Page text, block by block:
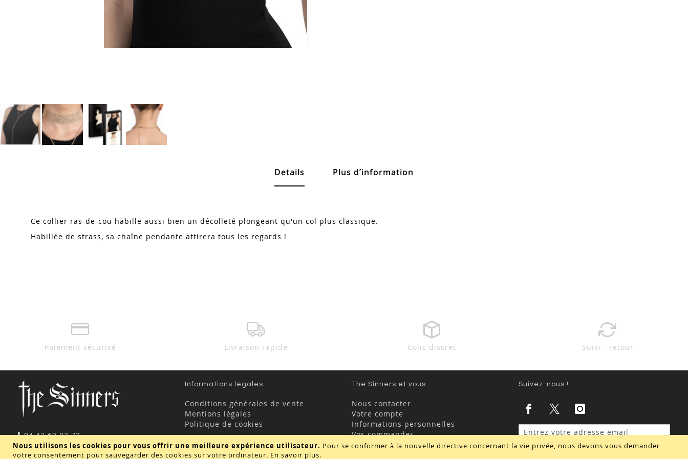
Nous utilisons les cookies pour vous offrir une meilleure expérience utilisateur. Pour se conformer à la nouvelle directive concernant la vie privée, nous devons vous demander
votre consentement pour sauvegarder des cookies sur votre ordinateur. En savoir plus.
Details
Ce collier ras-de-cou habille aussi bien un décolleté plongeant qu'un col plus classique.
Habillée de strass, sa chaîne pendante attirera tous les regards !
Plus d’information
Paiement sécurisé Livraison rapide Colis discret Suivi - retour
04 42 69 93 72
contact@thesinners.fr
Informations légales
Conditions générales de vente
Mentions légales
Politique de cookies
The Sinners et vous
Nous contacter
Votre compte
Informations personnelles
Vos commandes
FAQ
Suivez-nous !
Valider